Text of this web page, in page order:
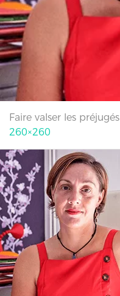
Faire valser les préjugés
260×260